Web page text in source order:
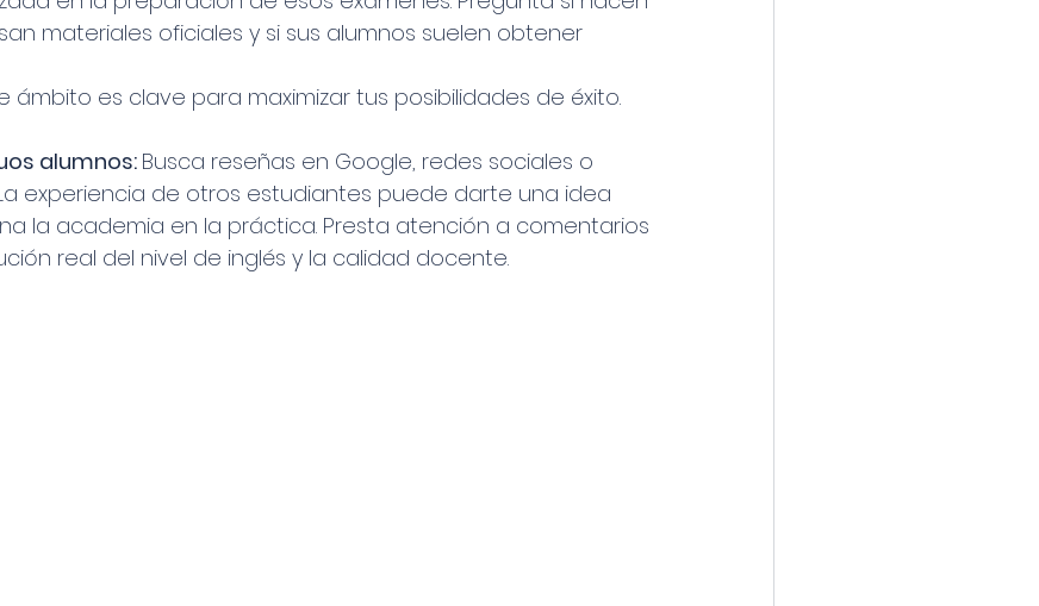
materiales oficiales y si sus alumnos suelen obtener
ámbito es clave para maximizar tus posibilidades de éxito.
alumnos: Busca reseñas en Google, redes sociales o
experiencia de otros estudiantes puede darte una idea
la academia en la práctica. Presta atención a comentarios
real del nivel de inglés y la calidad docente.